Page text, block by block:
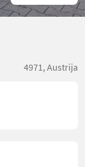
4971, Austrija